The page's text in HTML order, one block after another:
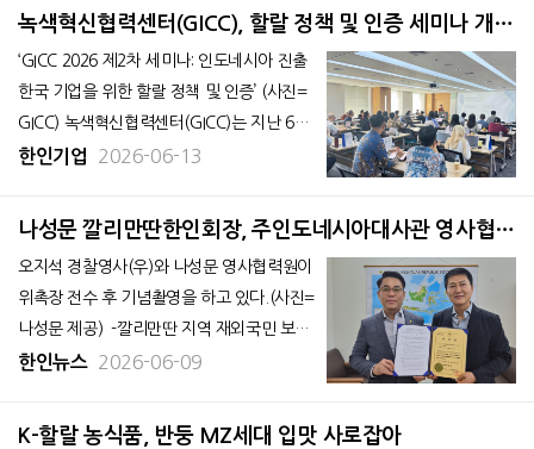
10시부터 12시까지 주인도네시아 대한민국
원으로
녹색혁신협력센터(GICC), 할랄 정책 및 인증 세미나 개
최…인도네시아 진출 한국 기업 지원
‘GICC 2026 제2차 세미나: 인도네시아 진출
한국 기업을 위한 할랄 정책 및 인증’ (사진=
GICC) 녹색혁신협력센터(GICC)는 지난 6월
10일 자카르타 한-아세안 금융협력센터에서
한국 기업을 위한 할랄 정책 및 인증’을 성공
한인기업 2026-06-13
나성문 깔리만딴한인회장, 주인도네시아대사관 영사협력
원 위촉
오지석 경찰영사(우)와 나성문 영사협력원이
위촉장 전수 후 기념촬영을 하고 있다.(사진=
나성문 제공) -깔리만딴 지역 재외국민 보호
및 사건·사고 대응 지원 역할 수행 재인도네
네시아 대한민국대사관으로부터 깔리만딴 지
한인뉴스 2026-06-09
K-할랄 농식품, 반둥 MZ세대 입맛 사로잡아